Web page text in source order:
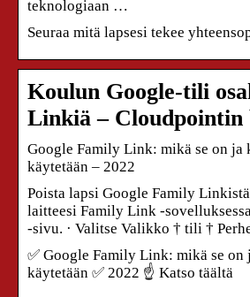
teknologiaan …
Seuraa mitä lapsesi tekee
Koulun Google-tili
Linkiä – Cloudpointin
Google Family Link: mikä se on ja
käytetään – 2022
Poista lapsi Google Family
laitteesi Family Link -
-sivu. · Valitse Valikko † tili †
✅ Google Family Link: mikä se on
käytetään ✅ 2022 ☝ Katso täältä